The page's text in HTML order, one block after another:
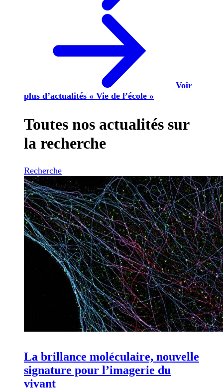
Voir
plus d’actualités « Vie de l’école »
Toutes nos actualités sur
la recherche
Recherche
La brillance moléculaire, nouvelle
signature pour l’imagerie du
vivant